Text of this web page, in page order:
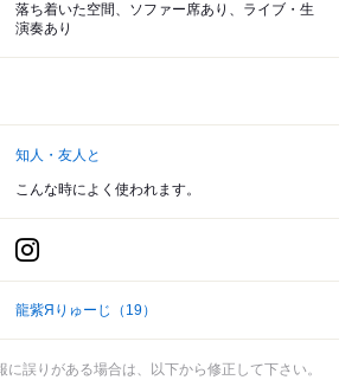
落ち着いた空間、ソファー席あり、ライブ・生
演奏あり
知人・友人と
こんな時によく使われます。
龍紫Яりゅーじ （19）
誤りがある場合は、以下から修正して下さい。